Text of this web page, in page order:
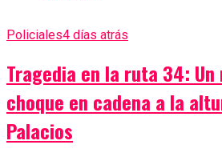
Policiales4 días atrás
Tragedia en la ruta 34:
choque en cadena a la
Palacios